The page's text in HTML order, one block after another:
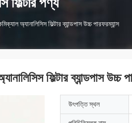
অ্যানালিসিস ফিল্টার ব্যান্ডপাস উচ্চ পারফরম্যান্স
ফিল্টার ব্যান্ডপাস উচ্চ
উৎপত্তি স্থল